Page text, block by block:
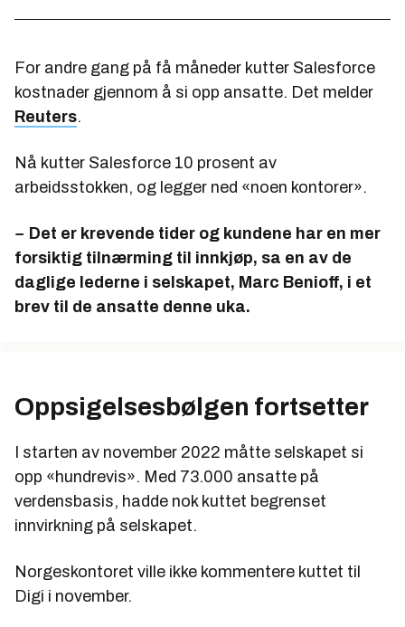
For andre gang på få måneder kutter Salesforce
kostnader gjennom å si opp ansatte. Det melder
Reuters.
Nå kutter Salesforce 10 prosent av
arbeidsstokken, og legger ned «noen kontorer».
− Det er krevende tider og kundene har en mer
forsiktig tilnærming til innkjøp, sa en av de
daglige lederne i selskapet, Marc Benioff, i et
brev til de ansatte denne uka.
Oppsigelsesbølgen fortsetter
I starten av november 2022 måtte selskapet si
opp «hundrevis». Med 73.000 ansatte på
verdensbasis, hadde nok kuttet begrenset
innvirkning på selskapet.
Norgeskontoret ville ikke kommentere kuttet til
Digi i november.